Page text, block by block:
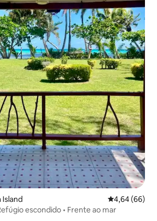
Island 4,64 de uma
4,64 (66)
escondido • Frente ao mar